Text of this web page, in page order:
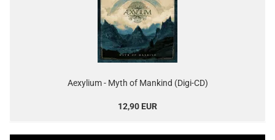
Aexylium - Myth of Mankind (Digi-CD)
12,90 EUR